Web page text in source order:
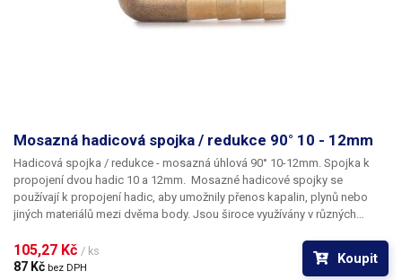
Mosazná hadicová spojka / redukce 90° 10 - 12mm
Hadicová spojka / redukce - mosazná úhlová 90° 10-12mm. Spojka k
propojení dvou hadic 10 a 12mm.
používají k propojení hadic, aby umožnily přenos kapalin, plynů nebo
jiných materiálů mezi dvěma body. Jsou široce využívány v různých
instalatérství. Hlavní výhody mosazných spojek jsou jejich odolnost vůči
korozi, vysoká pevnost a dlouhá životnost. Jsou vhodné pro použití v
105,27 Kč / ks
87 Kč bez DPH
Koupit